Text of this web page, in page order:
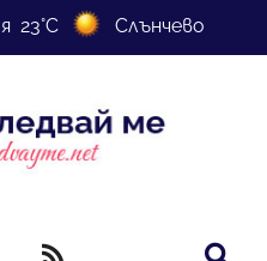
23°C Слънчево